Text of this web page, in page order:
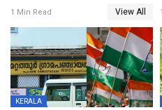
മാനസികപീഡനമെന്ന് കുറിപ്പ്
1 Min Read View All
KERALA